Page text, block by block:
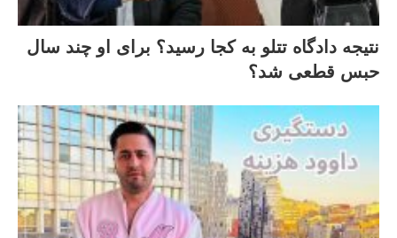
نتیجه دادگاه تتلو به کجا رسید؟ برای او چند سال
حبس قطعی شد؟